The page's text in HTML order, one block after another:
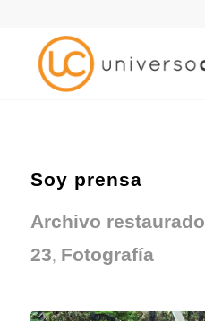
Soy prensa
Archivo restaurado
23, Fotografía